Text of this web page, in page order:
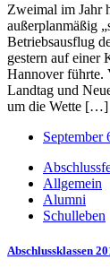
Zweimal im Jahr
außerplanmäßig
Betriebsausflug
gestern auf einer
Hannover führte.
Landtag und
um die Wette […]
September
Allgemein
Alumni
Schulleben
Abschlussklassen